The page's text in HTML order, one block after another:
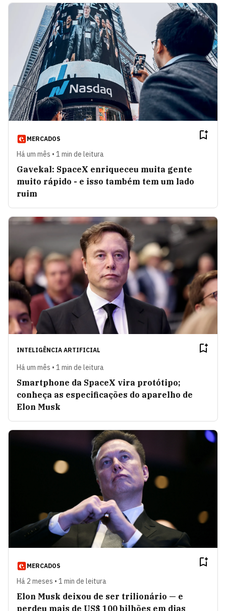
MERCADOS
Há um mês • 1 min de leitura
Gavekal: SpaceX enriqueceu muita gente
muito rápido - e isso também tem um lado
ruim
INTELIGÊNCIA ARTIFICIAL
Há um mês • 1 min de leitura
Smartphone da SpaceX vira protótipo;
conheça as especificações do aparelho de
Elon Musk
MERCADOS
Há 2 meses • 1 min de leitura
Elon Musk deixou de ser trilionário — e
perdeu mais de US$ 100 bilhões em dias